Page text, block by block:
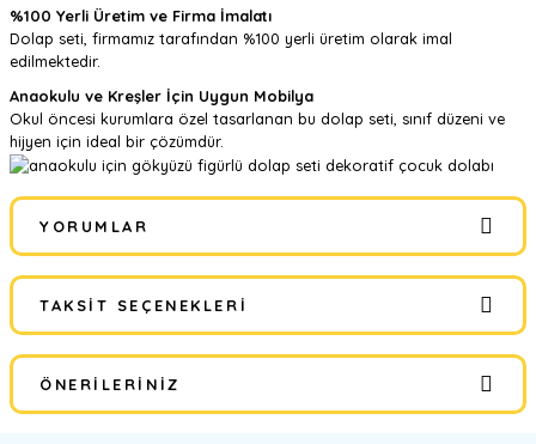
%100 Yerli Üretim ve Firma İmalatı
Dolap seti, firmamız tarafından %100 yerli üretim olarak imal
edilmektedir.
Anaokulu ve Kreşler İçin Uygun Mobilya
Okul öncesi kurumlara özel tasarlanan bu dolap seti, sınıf düzeni ve
hijyen için ideal bir çözümdür.
YORUMLAR
Bu ürüne ilk yorumu siz yapın!
Yorum Yaz
TAKSIT SEÇENEKLERI
ÖNERILERINIZ